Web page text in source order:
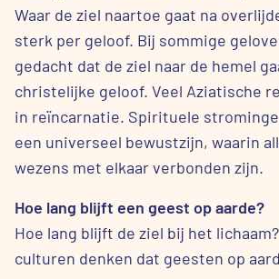
Waar de ziel naartoe gaat na
sterk per geloof. Bij sommige
gedacht dat de ziel naar de hemel
christelijke geloof. Veel Aziatische
in reïncarnatie. Spirituele
een universeel bewustzijn, waarin
wezens met elkaar verbonden zijn.
Hoe lang blijft een geest op aarde?
Hoe lang blijft de ziel bij het
culturen denken dat geesten op